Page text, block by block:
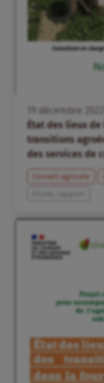
décembre
État des lieux
transitions
des services de
Conseil agricole